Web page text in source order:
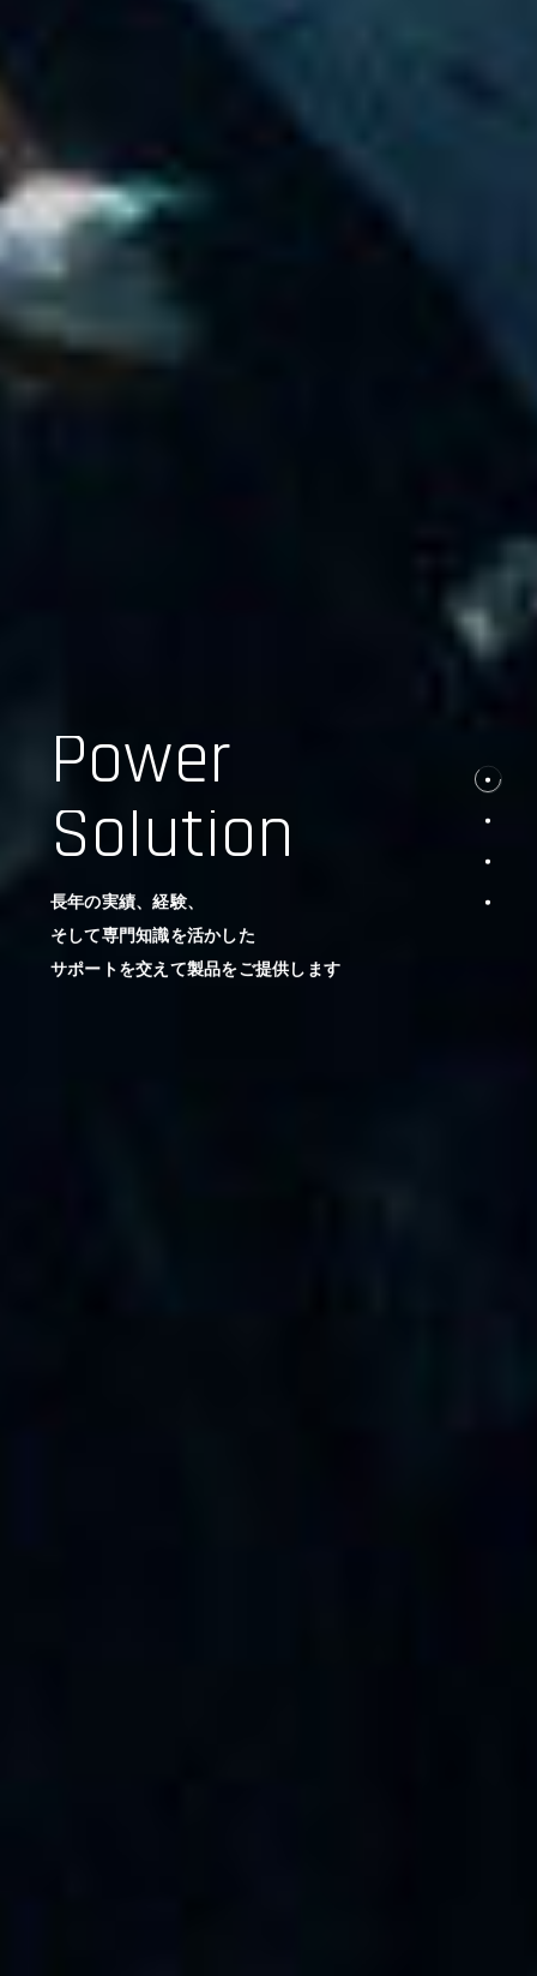
Power
Solution
長年の実績、経験、
そして専門知識を活かした
サポートを交えて製品をご提供します